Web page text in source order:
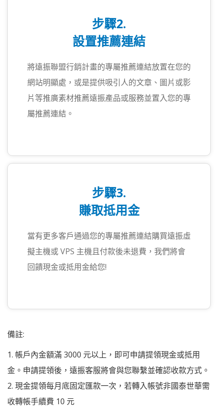
步驟2.
設置推薦連結
將遠振聯盟行銷計畫的專屬推薦連結放置在您的
網站明顯處，或是提供吸引人的文章、圖片或影
片等推廣素材推薦遠振產品或服務並置入您的專
屬推薦連結。
步驟3.
賺取抵用金
當有更多客戶通過您的專屬推薦連結購買遠振虛
擬主機或 VPS 主機且付款後未退費，我們將會
回饋現金或抵用金給您!
備註:
1. 帳戶內金額滿 3000 元以上，即可申請提領現金或抵用
金。申請提領後，遠振客服將會與您聯繫並確認收款方式。
2. 現金提領每月底固定匯款一次，若轉入帳號非國泰世華需
收轉帳手續費 10 元